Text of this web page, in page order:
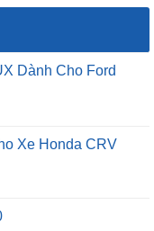
Dành Cho Ford
Xe Honda CRV